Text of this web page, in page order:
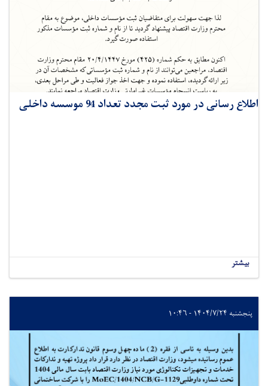
اطلاع رسانی در مورد ثبت مجدد تعداد 94 موسسه داخلی
بیشتر
پنجشنبه ۱۴۰۴/۷/۲۴ - ۱۰:۴۶